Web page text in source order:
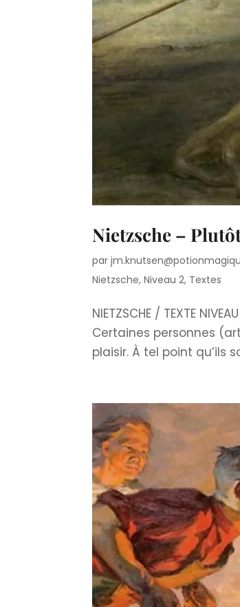
Nietzsche –
par
Nietzsche,Niveau 2, Textes
NIETZSCHE / TEXTE
Certaines personnes
plaisir. À tel point qu’ils